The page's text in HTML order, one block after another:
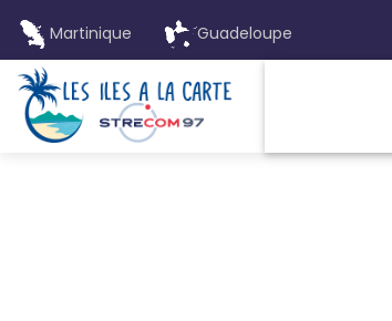
Martinique Guadeloupe